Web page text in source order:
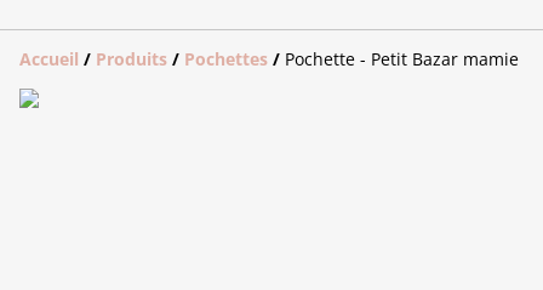
Accueil / Produits / Pochettes / Pochette - Petit Bazar mamie